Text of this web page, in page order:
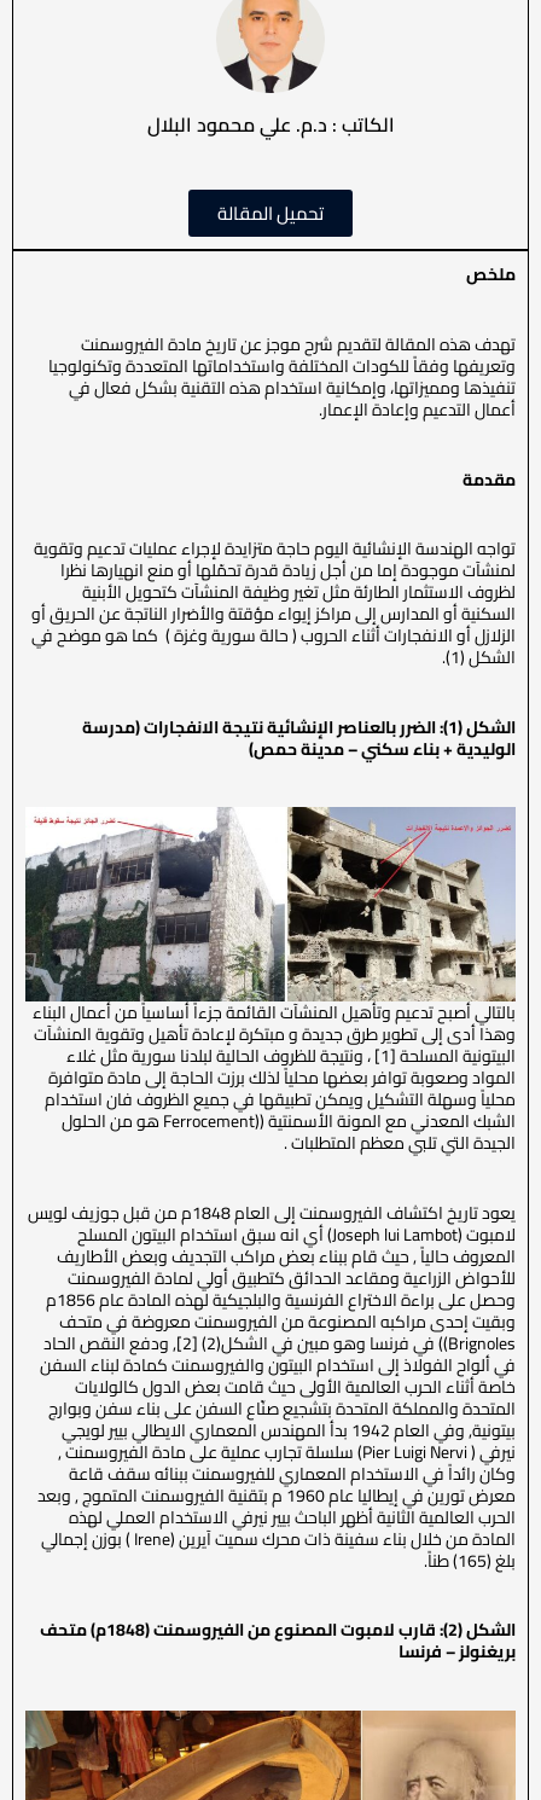
الكاتب : د.م. علي محمود البلال
تحميل المقالة
ملخص
تهدف هذه المقالة لتقديم شرح موجز عن تاريخ مادة الفيروسمنت
وتعريفها وفقاً للكودات المختلفة واستخداماتها المتعددة وتكنولوجيا
تنفيذها ومميزاتها، وإمكانية استخدام هذه التقنية بشكل فعال في
أعمال التدعيم وإعادة الإعمار.
مقدمة
تواجه الهندسة الإنشائية اليوم حاجة متزايدة لإجراء عمليات تدعيم وتقوية
لمنشآت موجودة إما من أجل زيادة قدرة تحمّلها أو منع انهيارها نظرا
لظروف الاستثمار الطارئة مثل تغير وظيفة المنشآت كتحويل الأبنية
السكنية أو المدارس إلى مراكز إيواء مؤقتة والأضرار الناتجة عن الحريق أو
الزلازل أو الانفجارات أثناء الحروب ( حالة سورية وغزة ) كما هو موضح في
الشكل (1).
الشكل (1): الضرر بالعناصر الإنشائية نتيجة الانفجارات (مدرسة
الوليدية + بناء سكني – مدينة حمص)
بالتالي أصبح تدعيم وتأهيل المنشآت القائمة جزءاً أساسياً من أعمال البناء
وهذا أدى إلى تطوير طرق جديدة و مبتكرة لإعادة تأهيل وتقوية المنشآت
البيتونية المسلحة [1] ، ونتيجة للظروف الحالية لبلدنا سورية مثل غلاء
المواد وصعوبة توافر بعضها محلياً لذلك برزت الحاجة إلى مادة متوافرة
محلياً وسهلة التشكيل ويمكن تطبيقها في جميع الظروف فان استخدام
الشبك المعدني مع المونة الأسمنتية ((Ferrocement هو من الحلول
الجيدة التي تلبي معظم المتطلبات .
يعود تاريخ اكتشاف الفيروسمنت إلى العام 1848م من قبل جوزيف لويس
لامبوت (Joseph lui Lambot) أي انه سبق استخدام البيتون المسلح
المعروف حالياً , حيث قام ببناء بعض مراكب التجديف وبعض الأطاريف
للأحواض الزراعية ومقاعد الحدائق كتطبيق أولي لمادة الفيروسمنت
وحصل على براءة الاختراع الفرنسية والبلجيكية لهذه المادة عام 1856م
وبقيت إحدى مراكبه المصنوعة من الفيروسمنت معروضة في متحف
Brignoles)) في فرنسا وهو مبين في الشكل(2) [2], ودفع النقص الحاد
في ألواح الفولاذ إلى استخدام البيتون والفيروسمنت كمادة لبناء السفن
خاصة أثناء الحرب العالمية الأولى حيث قامت بعض الدول كالولايات
المتحدة والمملكة المتحدة بتشجيع صنّاع السفن على بناء سفن وبوارج
بيتونية, وفي العام 1942 بدأ المهندس المعماري الايطالي بيير لويجي
نيرفي ( Pier Luigi Nervi) سلسلة تجارب عملية على مادة الفيروسمنت ,
وكان رائداً في الاستخدام المعماري للفيروسمنت ببنائه سقف قاعة
معرض تورين في إيطاليا عام 1960 م بتقنية الفيروسمنت المتموج , وبعد
الحرب العالمية الثانية أظهر الباحث بيير نيرفي الاستخدام العملي لهذه
المادة من خلال بناء سفينة ذات محرك سميت آيرين (Irene ) بوزن إجمالي
بلغ (165) طناً.
الشكل (2): قارب لامبوت المصنوع من الفيروسمنت (1848م) متحف
بريغنولز – فرنسا